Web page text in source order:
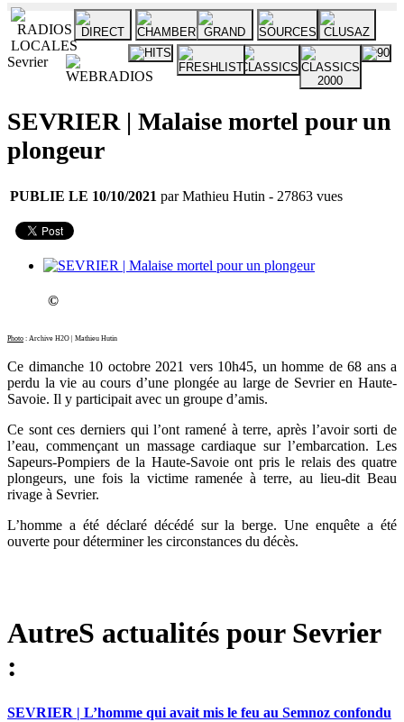
Sevrier
SEVRIER | Malaise mortel pour un
plongeur
PUBLIE LE 10/10/2021 par Mathieu Hutin - 27863 vues
©
Photo : Archive H2O | Mathieu Hutin
Ce dimanche 10 octobre 2021 vers 10h45, un homme de 68 ans a
perdu la vie au cours d’une plongée au large de Sevrier en Haute-
Savoie. Il y participait avec un groupe d’amis.
Ce sont ces derniers qui l’ont ramené à terre, après l’avoir sorti de
l’eau, commençant un massage cardiaque sur l’embarcation. Les
Sapeurs-Pompiers de la Haute-Savoie ont pris le relais des quatre
plongeurs, une fois la victime ramenée à terre, au lieu-dit Beau
rivage à Sevrier.
L’homme a été déclaré décédé sur la berge. Une enquête a été
ouverte pour déterminer les circonstances du décès.
AutreS actualités pour Sevrier
:
SEVRIER | L’homme qui avait mis le feu au Semnoz confondu